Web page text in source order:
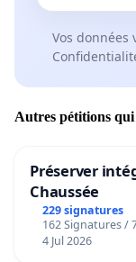
Vos
Autres pétitions
Préserver
Chaussée
229 signatures
162 Signatures /
4 Jul 2026